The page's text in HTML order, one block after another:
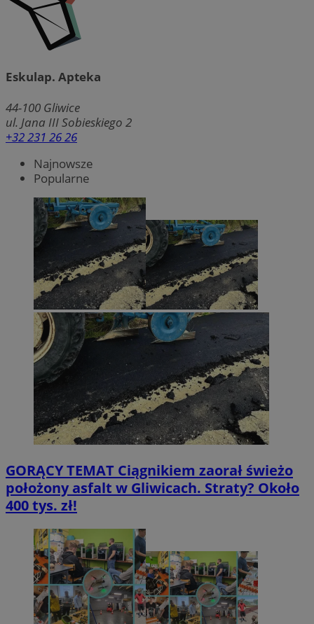
Eskulap. Apteka
44-100 Gliwice
ul. Jana III Sobieskiego 2
+32 231 26 26
Najnowsze
Popularne
GORĄCY TEMAT Ciągnikiem zaorał świeżo
położony asfalt w Gliwicach. Straty? Około
400 tys. zł!